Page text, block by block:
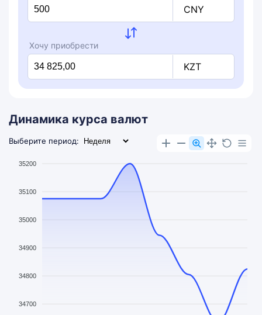
CNY
Хочу приобрести
KZT
Динамика курса валют
Выберите период:
35200
35100
35000
34900
34800
34700